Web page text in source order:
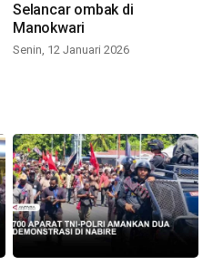
Selancar ombak di
Manokwari
Senin, 12 Januari 2026